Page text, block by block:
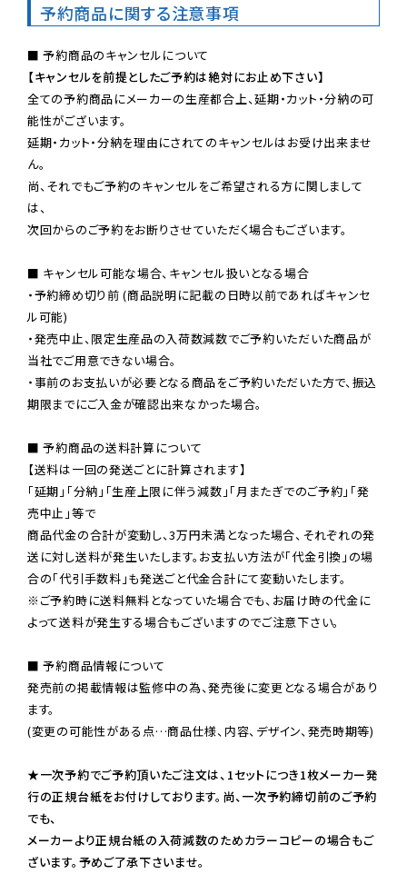
予約商品に関する注意事項
【キャンセルを前提としたご予約は絶対にお止め下さい】
全ての予約商品にメーカーの生産都合上、延期・カット・分納の可
能性がございます。
延期・カット・分納を理由にされてのキャンセルはお受け出来ませ
ん。
尚、それでもご予約のキャンセルをご希望される方に関しまして
は、
次回からのご予約をお断りさせていただく場合もございます。
■ キャンセル可能な場合、キャンセル扱いとなる場合
・予約締め切り前 (商品説明に記載の日時以前であればキャンセ
ル可能)
・発売中止、限定生産品の入荷数減数でご予約いただいた商品が
当社でご用意できない場合。
・事前のお支払いが必要となる商品をご予約いただいた方で、振込
期限までにご入金が確認出来なかった場合。
■ 予約商品の送料計算について
【送料は一回の発送ごとに計算されます】
「延期」「分納」「生産上限に伴う減数」「月またぎでのご予約」「発
売中止」等で
商品代金の合計が変動し、3万円未満となった場合、それぞれの発
送に対し送料が発生いたします。お支払い方法が「代金引換」の場
※ご予約時に送料無料となっていた場合でも、お届け時の代金に
よって送料が発生する場合もございますのでご注意下さい。
■ 予約商品情報について
発売前の掲載情報は監修中の為、発売後に変更となる場合があり
ます。
(変更の可能性がある点…商品仕様、内容、デザイン、発売時期等)
★一次予約でご予約頂いたご注文は、1セットにつき1枚メーカー発
行の正規台紙をお付けしております。尚、一次予約締切前のご予約
でも、
メーカーより正規台紙の入荷減数のためカラーコピーの場合もご
ざいます。予めご了承下さいませ。